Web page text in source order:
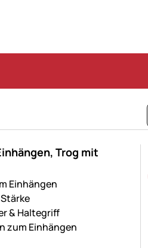
Trog mit
Einhängen
& Haltegriff
zum Einhängen